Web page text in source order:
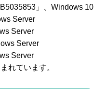
」、Windows 10
Server
Server
Server
Server
れています。